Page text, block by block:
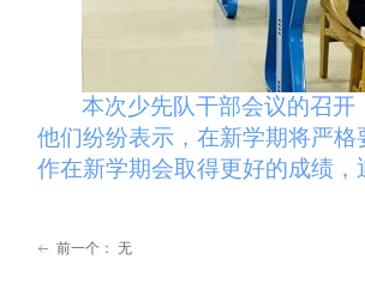
本次少先队干部会议的召
他们纷纷表示，在新学期将严
作在新学期会取得更好的成绩
ꂃ 前一个： 无